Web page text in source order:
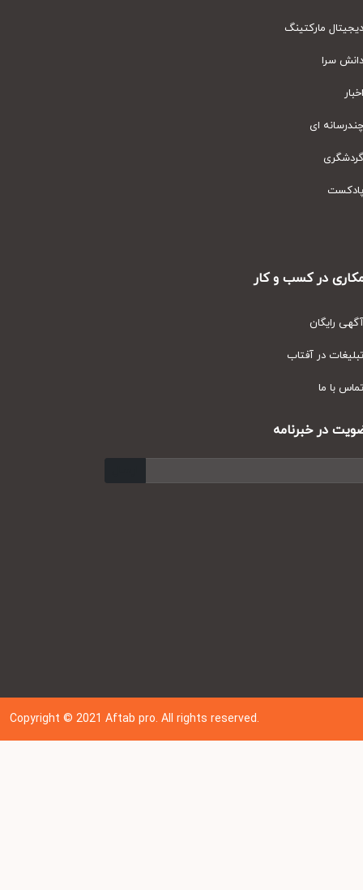
مارکتینگ
سرا
ای
در کسب و کار
رایگان
در آفتاب
با ما
در خبرنامه
Copyright © 202 1Aftab pro. All rights reserved.